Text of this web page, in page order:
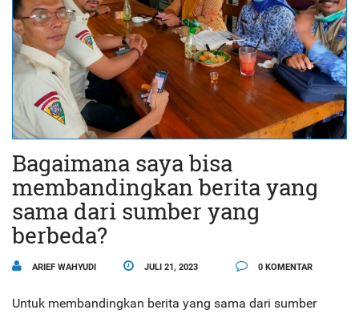
Bagaimana saya bisa
membandingkan berita yang
sama dari sumber yang
berbeda?
ARIEF WAHYUDI JULI 21, 2023 0 KOMENTAR
Untuk membandingkan berita yang sama dari sumber